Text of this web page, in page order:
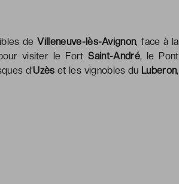
deVilleneuve-lès-Avignon, face à la
visiter le FortSaint-André, le Pont
d’Uzès et les vignobles du Luberon,